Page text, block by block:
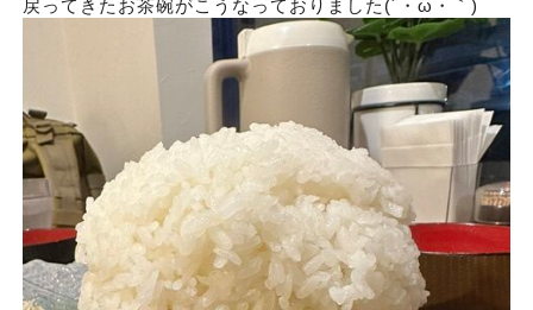
戻ってきたお茶碗がこうなっておりました(´・ω・｀)